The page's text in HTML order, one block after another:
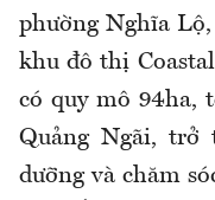
phường Nghĩa
khu đô thị
có quy mô 94ha,
Quảng Ngãi, trở
dưỡng và chăm